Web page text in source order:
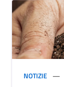
NOTIZIE